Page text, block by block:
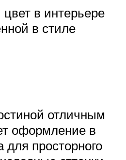
в интерьере
в стиле
отличным
оформление в
для просторного